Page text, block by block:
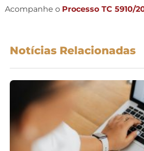
Acompanhe o Processo TC 5910/
Notícias Relacionadas